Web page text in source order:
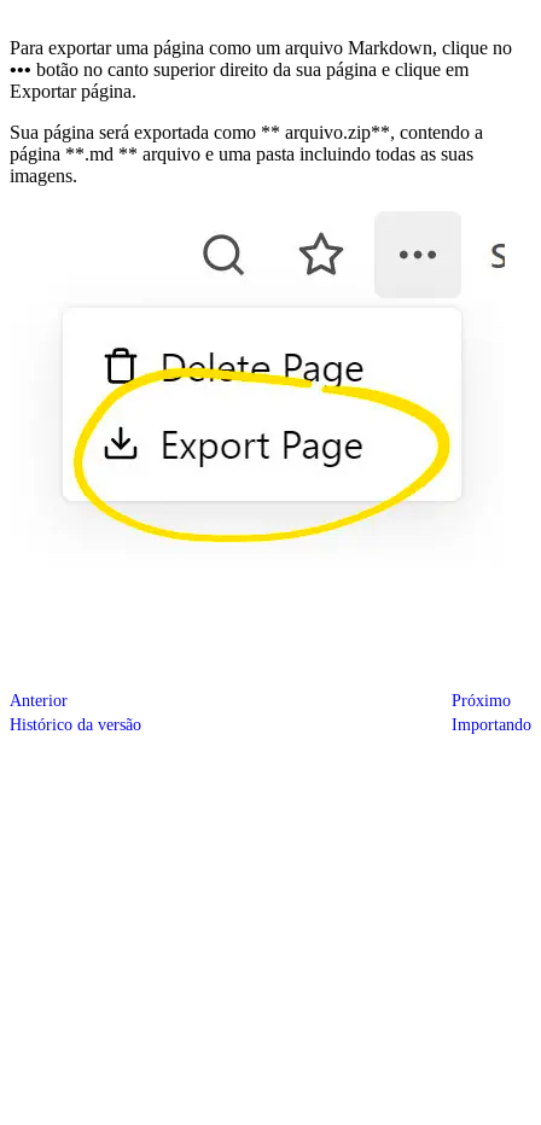
Para exportar uma página como um arquivo Markdown, clique no
••• botão no canto superior direito da sua página e clique em
Exportar página.
Sua página será exportada como ** arquivo.zip**, contendo a
página **.md ** arquivo e uma pasta incluindo todas as suas
imagens.
Anterior
Histórico da versão
Próximo
Importando